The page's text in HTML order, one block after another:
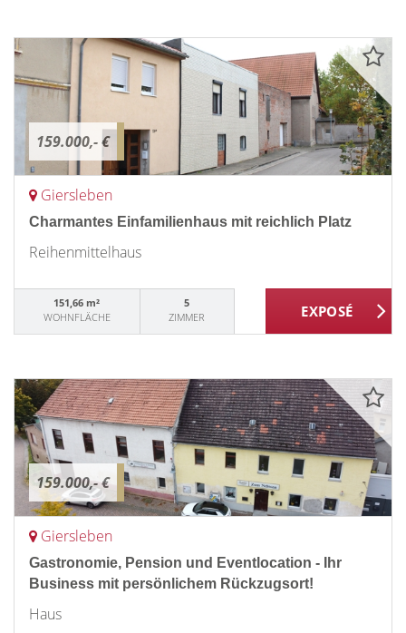
159.000,- €
Giersleben
Charmantes Einfamilienhaus mit reichlich Platz
Reihenmittelhaus
151,66 m²
WOHNFLÄCHE
5
ZIMMER
159.000,- €
Giersleben
Gastronomie, Pension und Eventlocation - Ihr
Business mit persönlichem Rückzugsort!
Haus